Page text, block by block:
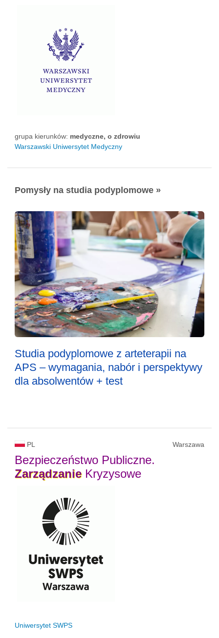
grupa kierunków: medyczne, o zdrowiu
Warszawski Uniwersytet Medyczny
Pomysły na studia podyplomowe »
Studia podyplomowe z arteterapii na
APS – wymagania, nabór i perspektywy
dla absolwentów + test
PL Warszawa
Bezpieczeństwo Publiczne.
ZarządzanieKryzysowe
Uniwersytet SWPS